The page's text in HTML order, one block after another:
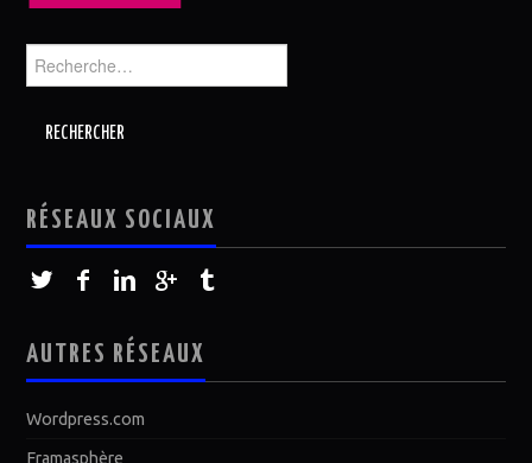
Rechercher :
RÉSEAUX SOCIAUX
AUTRES RÉSEAUX
Wordpress.com
Framasphère